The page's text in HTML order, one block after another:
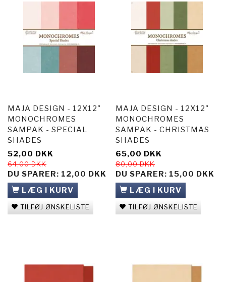
MAJA DESIGN - 12X12"
MONOCHROMES
SAMPAK - SPECIAL
SHADES
52,00 DKK
64,00 DKK
DU SPARER: 12,00 DKK
LÆG I KURV
TILFØJ ØNSKELISTE
MAJA DESIGN - 12X12"
MONOCHROMES
SAMPAK - CHRISTMAS
SHADES
65,00 DKK
80,00 DKK
DU SPARER: 15,00 DKK
LÆG I KURV
TILFØJ ØNSKELISTE